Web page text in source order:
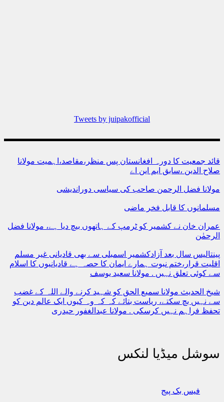
Tweets by juipakofficial
قائد جمعیت کا دورہ افغانستان پس منظر،مقاصد،اہمیت مولانا
صلاح الدین ،سابق ایم این اے
مولانا فضل الرحمن صاحب کی سیاسی دوراندیشی
مسلمانوں کا قابل فخر ماضی
عمران خان نے کشمیر کو ٹرمپ کے ہاتھوں بیچ دیا ہے، مولانا فضل
الرحمٰن
پینتالیس سال بعد آزادکشمیر اسمبلی سے بھی قادیانی غیر مسلم
اقلیت قرار،ختم نبوت ہمارے ایمان کا حصہ ہے قادیانیوں کا اسلام
سے کوئی تعلق نہیں . مولانا سعید یوسف
شیخ الحدیث مولانا سمیع الحق کو شہید کرنے والے اللہ کے غضب
سے نہیں بچ سکتے، ریاست بتائے کہ کہ وہ کیوں ایک عالم دین کو
تحفظ فراہم نہیں کرسکی . مولانا عبدالغفور حیدری
سوشل میڈیا لنکس
فیس بک پیج